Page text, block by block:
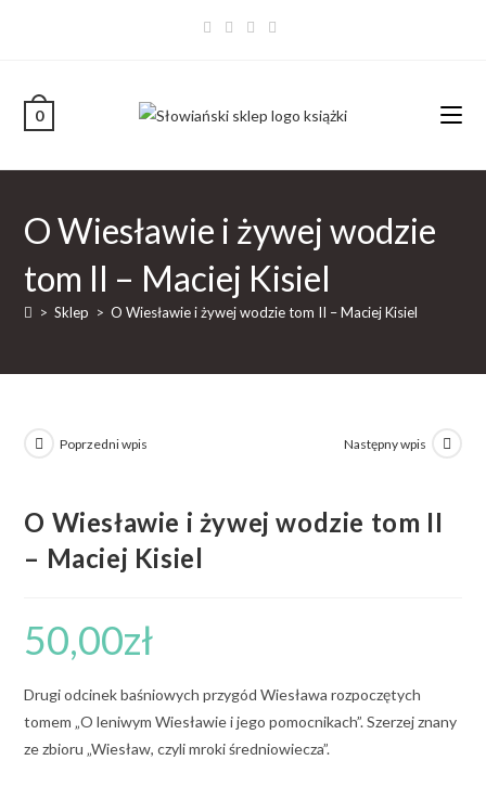
0
O Wiesławie i żywej wodzie
tom II – Maciej Kisiel
> Sklep > O Wiesławie i żywej wodzie tom II – Maciej Kisiel
Poprzedni wpis Następny wpis
O Wiesławie i żywej wodzie tom II
– Maciej Kisiel
50,00zł
Drugi odcinek baśniowych przygód Wiesława rozpoczętych
tomem „O leniwym Wiesławie i jego pomocnikach”. Szerzej znany
ze zbioru „Wiesław, czyli mroki średniowiecza”.